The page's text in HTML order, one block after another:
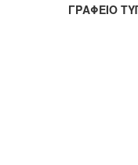
2019
ΓΡΑΦΕΙΟ